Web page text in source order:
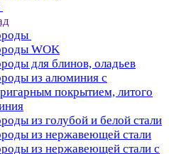
WOK
для блинов, оладьев
из алюминия с
покрытием, литого
из голубой и белой стали
из нержавеющей стали
из нержавеющей стали с